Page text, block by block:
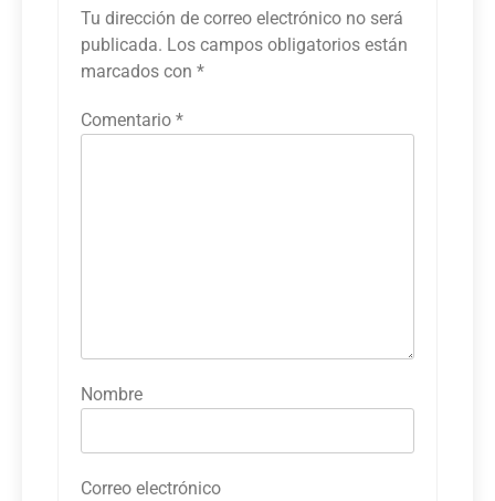
Tu dirección de correo electrónico no será
publicada. Los campos obligatorios están
marcados con *
Comentario *
Nombre
Correo electrónico